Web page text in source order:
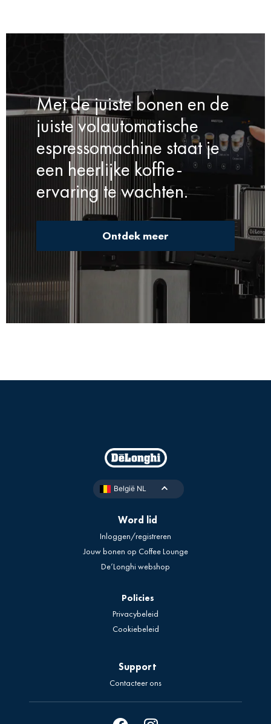
Met de juiste bonen en de
juiste volautomatische
espressomachine staat je
een heerlijke koffie-
ervaring te wachten.
Ontdek meer
België NL
Word lid
Inloggen/registreren
Jouw bonen op Coffee Lounge
De’Longhi webshop
Policies
Privacybeleid
Cookiebeleid
Support
Contacteer ons